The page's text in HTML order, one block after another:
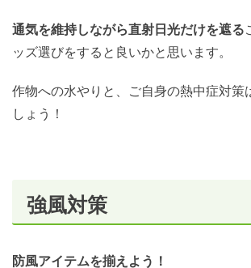
通気を維持しながら直射日光だけを遮る
ッズ選びをすると良いかと思います。
作物への水やりと、ご自身の熱中症対策
しょう！
強風対策
防風アイテムを揃えよう！